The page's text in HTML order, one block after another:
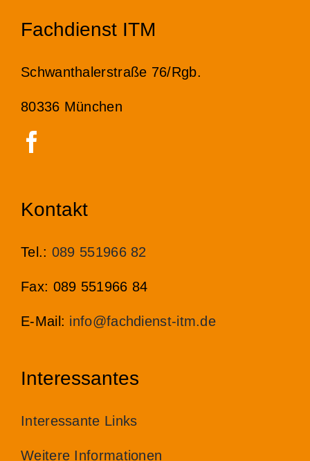
Fachdienst ITM
Schwanthalerstraße 76/Rgb.
80336 München
Kontakt
Tel.: 089 551966 82
Fax: 089 551966 84
E-Mail: info@fachdienst-itm.de
Interessantes
Interessante Links
Weitere Informationen